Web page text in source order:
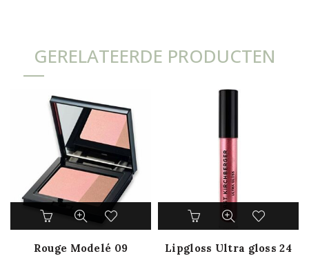
GERELATEERDE PRODUCTEN
Rouge Modelé 09 Lipgloss Ultra gloss 24